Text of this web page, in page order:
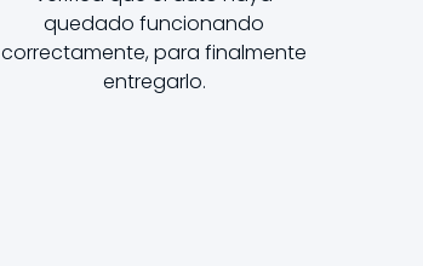
quedado funcionando
correctamente, para finalmente
entregarlo.